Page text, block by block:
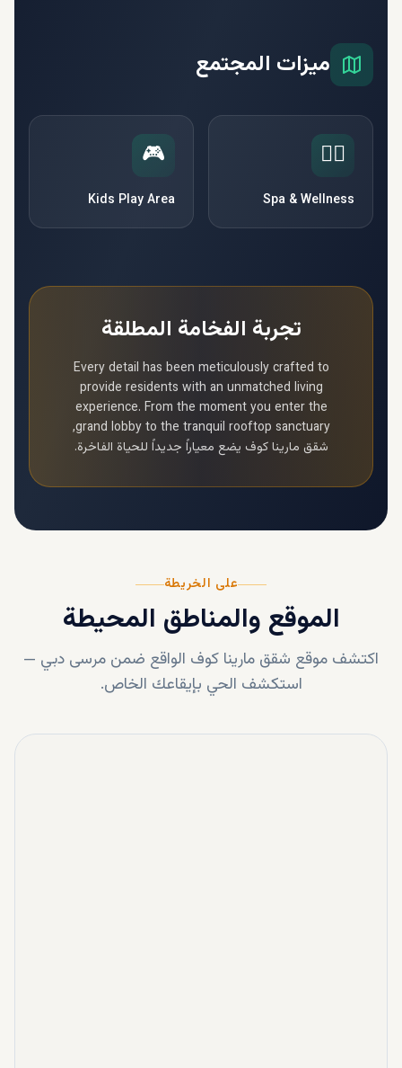
ميزات المجتمع
🧘‍♀️
Spa & Wellness
🎮
Kids Play Area
تجربة الفخامة المطلقة
Every detail has been meticulously crafted to
provide residents with an unmatched living
experience. From the moment you enter the
grand lobby to the tranquil rooftop sanctuary,
شقق مارينا كوف يضع معياراً جديداً للحياة الفاخرة.
على الخريطة
الموقع والمناطق المحيطة
اكتشف موقع شقق مارينا كوف الواقع ضمن مرسى دبي —
استكشف الحي بإيقاعك الخاص.